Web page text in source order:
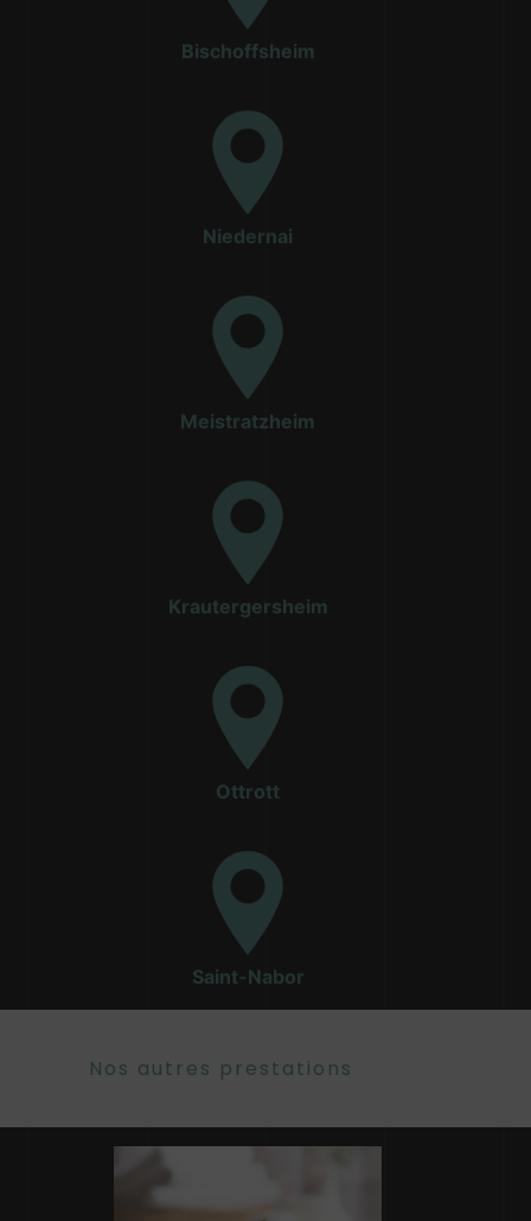
Bischoffsheim
Niedernai
Meistratzheim
Krautergersheim
Ottrott
Saint-Nabor
Nos autres prestations